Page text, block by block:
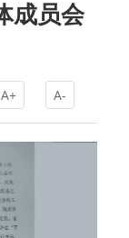
成员会
A+ A-